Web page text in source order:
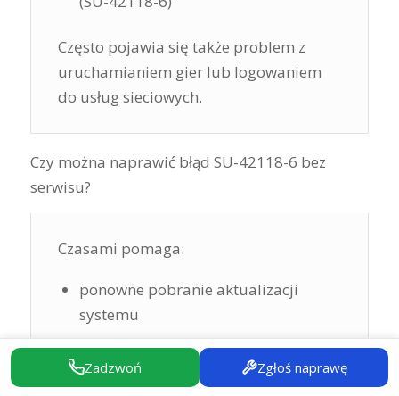
Często pojawia się także problem z
uruchamianiem gier lub logowaniem
do usług sieciowych.
Czy można naprawić błąd SU-42118-6 bez
serwisu?
Czasami pomaga:
ponowne pobranie aktualizacji
systemu
usunięcie pliku aktualizacji z
powiadomień
Zadzwoń Zgłoś naprawę